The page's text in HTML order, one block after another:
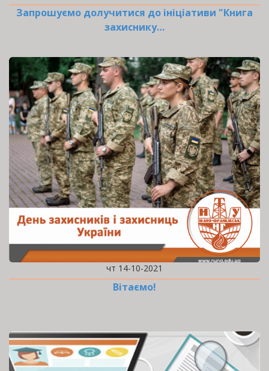
Запрошуємо долучитися до ініціативи "Книга
захиснику…
чт 14-10-2021
Вітаємо!